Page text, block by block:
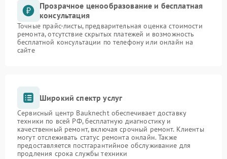
Прозрачное ценообразование и бесплатная
консультация
Точные прайс-листы, предварительная оценка стоимости
ремонта, отсутствие скрытых платежей и возможность
бесплатной консультации по телефону или онлайн на
сайте
Широкий спектр услуг
Сервисный центр Bauknecht обеспечивает доставку
техники по всей РФ, бесплатную диагностику и
качественный ремонт, включая срочный ремонт. Клиенты
могут отслеживать статус ремонта онлайн. Также
предоставляется постгарантийное обслуживание для
продления срока службы техники